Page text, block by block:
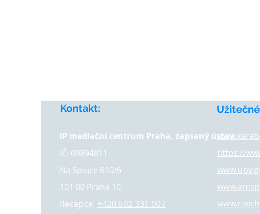
Kontakt:
IP mediační centrum Praha, zapsaný ústav
IČ: 09894811
Na Spojce 610/6
101 00 Praha 10
Recepce: +420 602 331 907
https://